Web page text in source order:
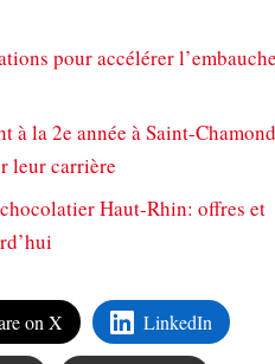
pour accélérer
à la 2e année à Saint-
leur carrière
Haut-Rhin: offres et
on X LinkedIn